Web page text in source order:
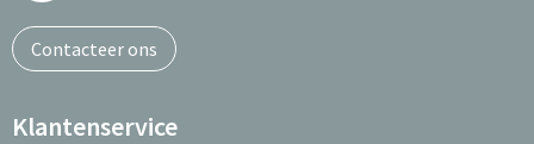
Contacteer ons
Klantenservice